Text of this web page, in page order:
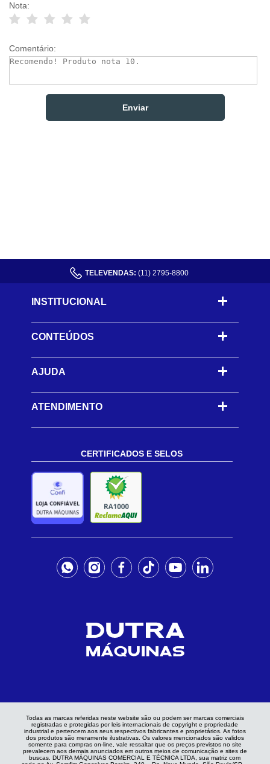
Nota:
Comentário:
TELEVENDAS: (11) 2795-8800
INSTITUCIONAL
CONTEÚDOS -
AJUDA -
ATENDIMENTO
CERTIFICADOS E SELOS
Todas as marcas referidas neste website são ou podem ser marcas comerciais
registradas e protegidas por leis internacionais de copyright e propriedade
industrial e pertencem aos seus respectivos fabricantes e proprietários. As fotos
dos produtos são meramente ilustrativas. Os valores mencionados são validos
somente para compras on-line, vale ressaltar que os preços previstos no site
prevalecem aos demais anunciados em outros meios de comunicação e sites de
buscas. DUTRA MÁQUINAS COMERCIAL E TÉCNICA LTDA, sua matriz com